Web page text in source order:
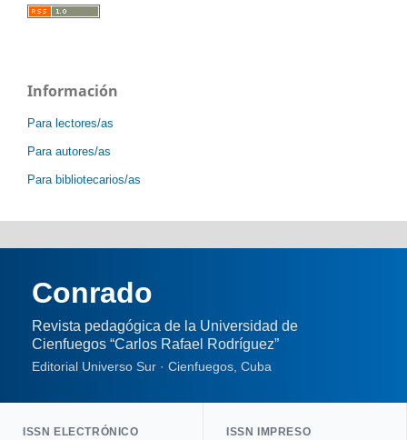
Información
Para lectores/as
Para autores/as
Para bibliotecarios/as
Conrado
Revista pedagógica de la Universidad de
Cienfuegos “Carlos Rafael Rodríguez”
Editorial Universo Sur · Cienfuegos, Cuba
ISSN ELECTRÓNICO ISSN IMPRESO